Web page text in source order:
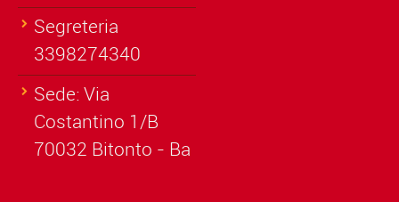
Segreteria
3398274340
Sede: Via
Costantino 1/B
70032 Bitonto - Ba